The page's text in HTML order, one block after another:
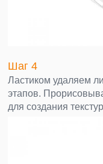
Шаг 4
Ластиком удаляем
этапов.
для создания